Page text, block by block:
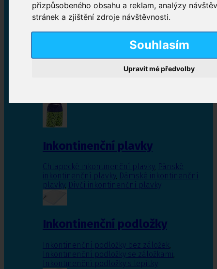
přizpůsobeného obsahu a reklam, analýzy
stránek a zjištění zdroje návštěvnosti.
Souhlasím
Upravit mé předvolby
Plenkové kalhotky navlékací,Plenkové kalhotky
zalepovací,Inkontinenční kalhotky dámské
Inkontinenční vložky
Inkontinenční plavky
Chlapecké inkontinenční plavky, Pánské
inkontinenční plavky, Dámské inkontinenční
plavky, Dívčí inkontinenční plavky
Inkontinenční podložky
Inkontinenční podložky bez záložek,
Inkontinenční podložky se záložkami,
Inkontinenční podložky s lepítky